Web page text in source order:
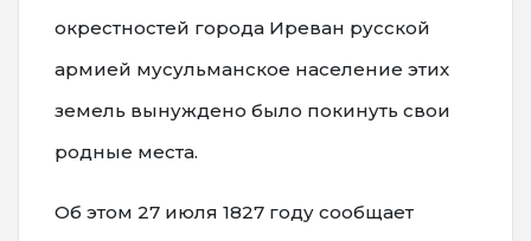
окрестностей города Иреван русской
армией мусульманское население этих
земель вынуждено было покинуть свои
родные места.
Об этом 27 июля 1827 году сообщает